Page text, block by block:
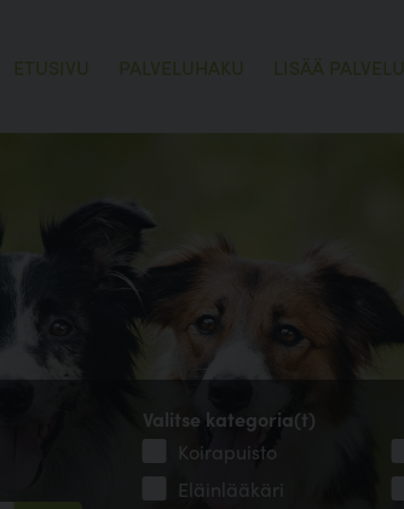
ETUSIVU PALVELUHAKU LISÄÄ PALVELU
Valitse kategoria(t)
Koirapuisto
Eläinlääkäri